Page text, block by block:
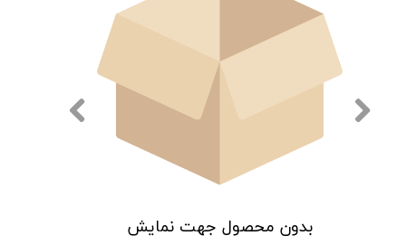
بدون محصول جهت نمایش